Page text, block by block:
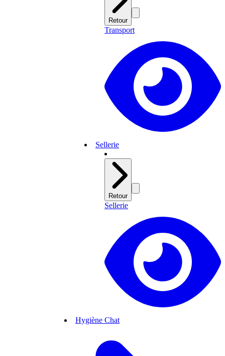
Retour
Transport
Sellerie
Retour
Sellerie
Hygiène Chat